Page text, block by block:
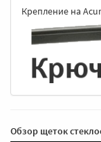
Крепление на
Обзор щеток